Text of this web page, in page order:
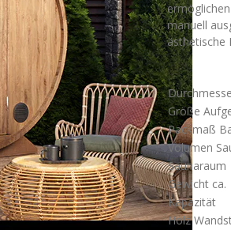
manuell
ästhetische
Größe
Packmaß
Volumen
Saunaraum
Gewicht ca.
Kapazität
Holz